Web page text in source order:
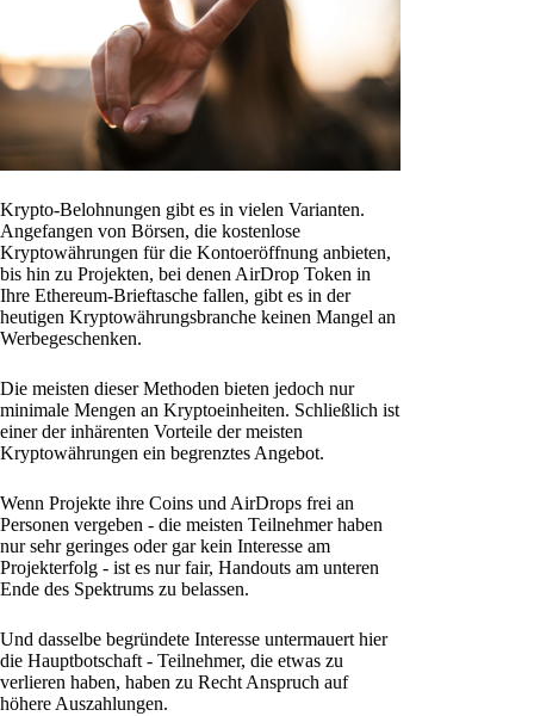
Krypto-Belohnungen gibt es in vielen Varianten.
Angefangen von Börsen, die kostenlose
Kryptowährungen für die Kontoeröffnung anbieten,
bis hin zu Projekten, bei denen AirDrop Token in
Ihre Ethereum-Brieftasche fallen, gibt es in der
heutigen Kryptowährungsbranche keinen Mangel an
Werbegeschenken.
Die meisten dieser Methoden bieten jedoch nur
minimale Mengen an Kryptoeinheiten. Schließlich ist
einer der inhärenten Vorteile der meisten
Kryptowährungen ein begrenztes Angebot.
Wenn Projekte ihre Coins und AirDrops frei an
Personen vergeben - die meisten Teilnehmer haben
nur sehr geringes oder gar kein Interesse am
Projekterfolg - ist es nur fair, Handouts am unteren
Ende des Spektrums zu belassen.
Und dasselbe begründete Interesse untermauert hier
die Hauptbotschaft - Teilnehmer, die etwas zu
verlieren haben, haben zu Recht Anspruch auf
höhere Auszahlungen.